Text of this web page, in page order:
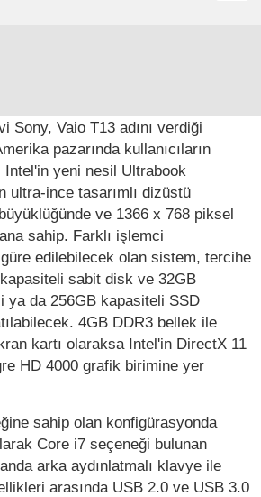
Sony, Vaio T13 adını verdiği
pazarında kullanıcıların
Intel'in yeni nesil Ultrabook
ultra-ince tasarımlı dizüstü
ve 1366 x 768 piksel
sahip. Farklı işlemci
edilebilecek olan sistem, tercihe
sabit disk ve 32GB
ya da 256GB kapasiteli SSD
4GB DDR3 bellek ile
kartı olaraksa Intel'in DirectX 11
HD 4000 grafik birimine yer
sahip olan konfigürasyonda
Core i7 seçeneği bulunan
arka aydınlatmalı klavye ile
arasında USB 2.0 ve USB 3.0